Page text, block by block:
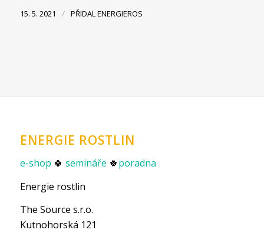
15. 5. 2021 / PŘIDAL ENERGIEROS
ENERGIE ROSTLIN
e-shop 🍀 semináře 🍀poradna
Energie rostlin
The Source s.r.o.
Kutnohorská 121